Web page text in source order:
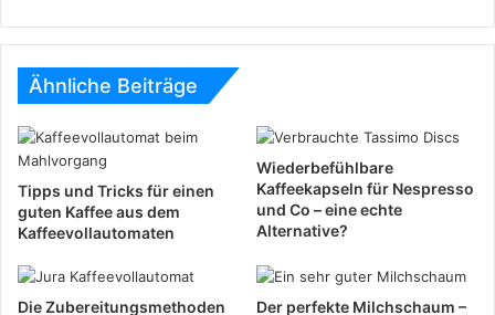
Ähnliche Beiträge
Tipps und Tricks für einen
guten Kaffee aus dem
Kaffeevollautomaten
Wiederbefühlbare
Kaffeekapseln für Nespresso
und Co – eine echte
Alternative?
Die Zubereitungsmethoden Der perfekte Milchschaum –